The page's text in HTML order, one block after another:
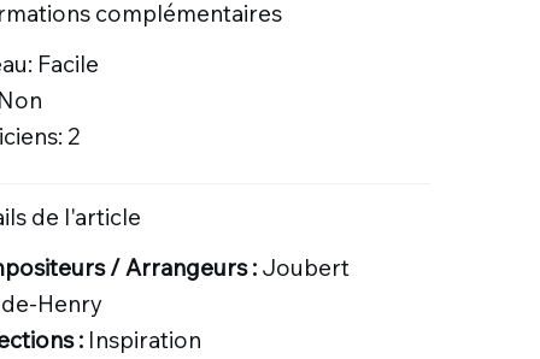
complémentaires
Facile
2
de l'article
/ Arrangeurs :Joubert
Henry
:Inspiration